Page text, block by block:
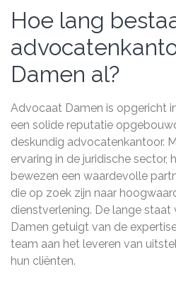
Hoe lang
Damen al?
Advocaat Damen is opgericht
een solide reputatie
deskundig advocatenkantoor.
ervaring in de juridische
bewezen een waardevolle
die op zoek zijn naar
dienstverlening. De lange
Damen getuigt van de
team aan het leveren van
hun cliënten.